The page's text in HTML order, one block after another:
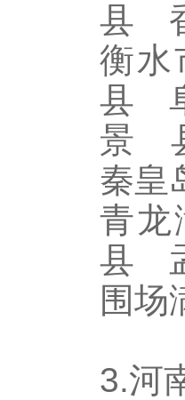
县
衡
县
景
秦皇
青
县
围
3.河